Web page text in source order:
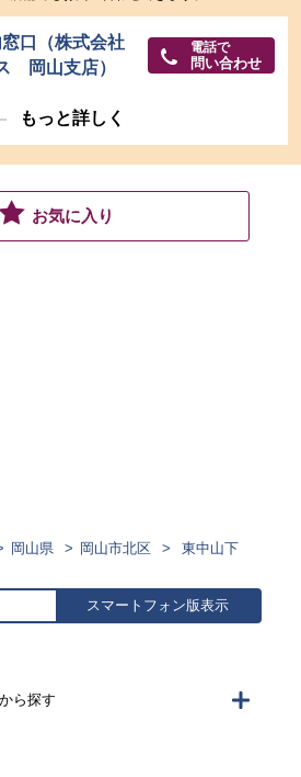
口（株式会社
岡山支店）
電話で
問い合わせ
もっと詳しく
お気に入り
岡山県 岡山市北区 東中山下
スマートフォン版表示
ら探す